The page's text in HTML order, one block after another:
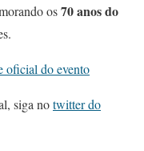
os70 anos do
oficial do evento
siga notwitter do